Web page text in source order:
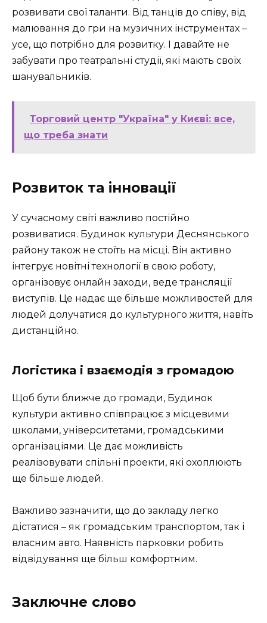
розвивати свої таланти. Від танців до співу, від
малювання до гри на музичних інструментах –
усе, що потрібно для розвитку. І давайте не
забувати про театральні студії, які мають своїх
шанувальників.
Торговий центр "Україна" у Києві: все,
що треба знати
Розвиток та інновації
У сучасному світі важливо постійно
розвиватися. Будинок культури Деснянського
району також не стоїть на місці. Він активно
інтегрує новітні технології в свою роботу,
організовує онлайн заходи, веде трансляції
виступів. Це надає ще більше можливостей для
людей долучатися до культурного життя, навіть
дистанційно.
Логістика і взаємодія з громадою
Щоб бути ближче до громади, Будинок
культури активно співпрацює з місцевими
школами, університетами, громадськими
організаціями. Це дає можливість
реалізовувати спільні проекти, які охоплюють
ще більше людей.
Важливо зазначити, що до закладу легко
дістатися – як громадським транспортом, так і
власним авто. Наявність парковки робить
відвідування ще більш комфортним.
Заключне слово